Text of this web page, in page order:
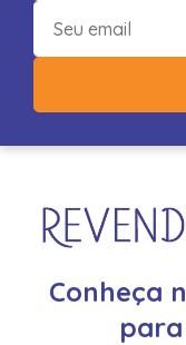
Conheça